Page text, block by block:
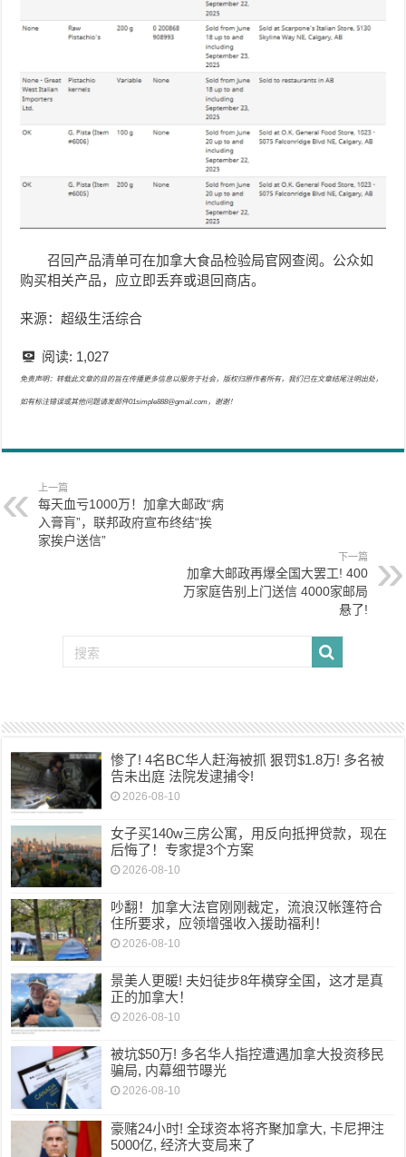
召回产品清单可在加拿大食品检验局官网查阅。公众如
购买相关产品，应立即丢弃或退回商店。
来源：超级生活综合
阅读: 1,027
免责声明：转载此文章的目的旨在传播更多信息以服务于社会，版权归原作者所有，我们已在文章结尾注明出处，
如有标注错误或其他问题请发邮件01simple888@gmail.com，谢谢！
上一篇
每天血亏1000万！加拿大邮政“病
入膏肓”，联邦政府宣布终结“挨
家挨户送信”
下一篇
加拿大邮政再爆全国大罢工! 400
万家庭告别上门送信 4000家邮局
悬了!
惨了! 4名BC华人赶海被抓 狠罚$1.8万! 多名被
告未出庭 法院发逮捕令!
2026-08-10
女子买140w三房公寓，用反向抵押贷款，现在
后悔了！专家提3个方案
2026-08-10
吵翻！加拿大法官刚刚裁定，流浪汉帐篷符合
住所要求，应领增强收入援助福利！
2026-08-10
景美人更暖! 夫妇徒步8年横穿全国，这才是真
正的加拿大！
2026-08-10
被坑$50万! 多名华人指控遭遇加拿大投资移民
骗局, 内幕细节曝光
2026-08-10
豪赌24小时! 全球资本将齐聚加拿大, 卡尼押注
5000亿, 经济大变局来了